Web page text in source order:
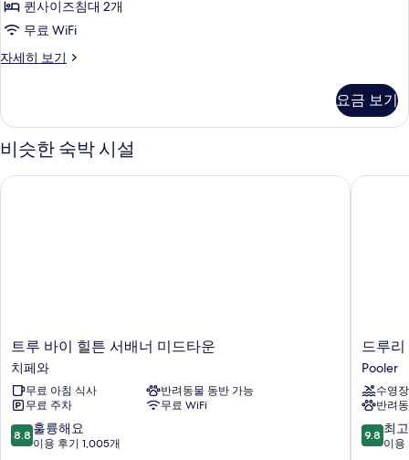
모
두
보
보
기
애
인
지
조
(Accessible
Tub)
2
개,
애
욕
조
(Accessible
Tub)
사
즈
대
2
개,
장
(Accessible
Tub)
사
진
모
퀸사이즈침대 2개
무료 WiFi
자세히 보기
스
사
이
즈
대
(Accessible
Tub)
기
요금 보기
비슷한 숙박 시설
트
루
바
이
힐
튼
서
트루 바이 힐튼 서배너 미드타운
치페와
무료 아침 식사
반려동물 동반 가능
무료 주차
무료 WiFi
10
점
8.8 훌륭해요
이용 후기 1,005개
트루 바이 힐튼 서배너 미드타운
드
루
리
플
라
자
호
드루
Pooler
수영장
반려
10
점
9.8 최
이용
드루리